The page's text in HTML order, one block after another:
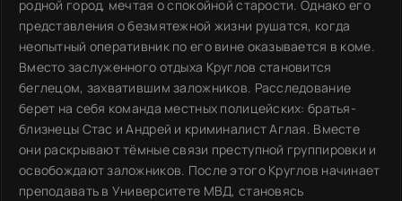
родной город, мечтая о спокойной старости. Однако его
представления о безмятежной жизни рушатся, когда
неопытный оперативник по его вине оказывается в коме.
Вместо заслуженного отдыха Круглов становится
беглецом, захватившим заложников. Расследование
берет на себя команда местных полицейских: братья-
близнецы Стас и Андрей и криминалист Аглая. Вместе
они раскрывают тёмные связи преступной группировки и
освобождают заложников. После этого Круглов начинает
преподавать в Университете МВД, становясь